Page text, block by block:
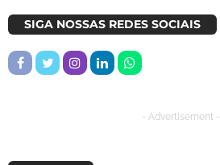
SIGA NOSSAS REDES SOCIAIS
- Advertisement -